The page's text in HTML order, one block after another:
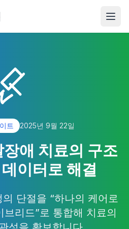
메뉴
트 2025년 9월 22일
애 치료의 구조
이터로 해결
의 단절을 “하나의 케어로
리드”로 통합해 치료의